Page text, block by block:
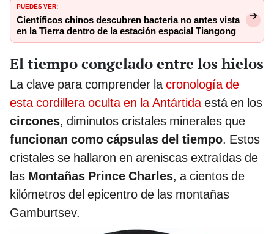
PUEDES VER:
Científicos chinos descubren bacteria no antes vista
en la Tierra dentro de la estación espacial Tiangong
El tiempo congelado entre los hielos
La clave para comprender lacronología de
esta cordillera oculta en la Antártidaestá en los
circones, diminutos cristales minerales que
funcionan como cápsulas del tiempo. Estos
cristales se hallaron en areniscas extraídas de
las Montañas Prince Charles, a cientos de
kilómetros del epicentro de las montañas
Gamburtsev.